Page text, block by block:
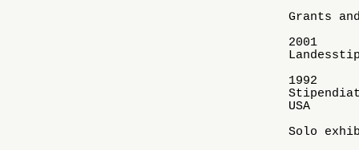
Grants
2001
1992
USA
Solo